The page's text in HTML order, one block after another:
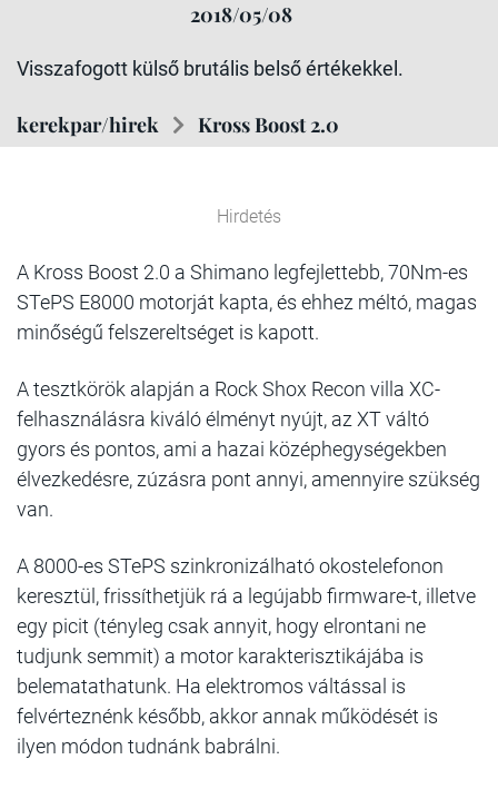
2018/05/08
Visszafogott külső brutális belső értékekkel.
kerekpar/hirek Kross Boost 2.0
Hirdetés
A Kross Boost 2.0 a Shimano legfejlettebb, 70Nm-es
STePS E8000 motorját kapta, és ehhez méltó, magas
minőségű felszereltséget is kapott.
A tesztkörök alapján a Rock Shox Recon villa XC-
felhasználásra kiváló élményt nyújt, az XT váltó
gyors és pontos, ami a hazai középhegységekben
élvezkedésre, zúzásra pont annyi, amennyire szükség
van.
A 8000-es STePS szinkronizálható okostelefonon
keresztül, frissíthetjük rá a legújabb firmware-t, illetve
egy picit (tényleg csak annyit, hogy elrontani ne
tudjunk semmit) a motor karakterisztikájába is
belematathatunk. Ha elektromos váltással is
felvérteznénk később, akkor annak működését is
ilyen módon tudnánk babrálni.